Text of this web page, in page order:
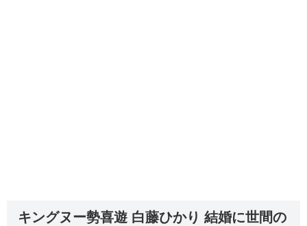
キングヌー勢喜遊 白藤ひかり 結婚に世間の